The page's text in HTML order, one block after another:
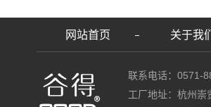
网站首页 关于我
联系电话：0571-
工厂地址：杭州崇